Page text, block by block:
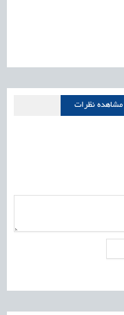
مشاهده نظراتشرکت پمپیران اصفهان